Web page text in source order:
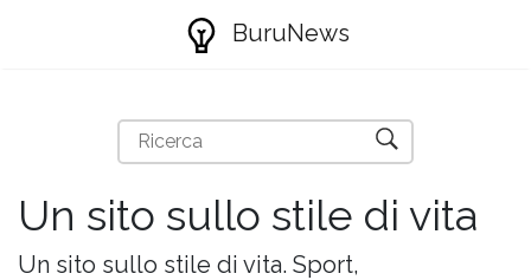
BuruNews
Un sito sullo stile di vita
Un sito sullo stile di vita. Sport,